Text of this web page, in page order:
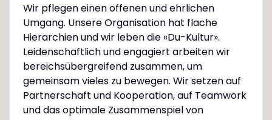
Wir pflegen einen offenen und ehrlichen
Umgang. Unsere Organisation hat flache
Hierarchien und wir leben die «Du-Kultur».
Leidenschaftlich und engagiert arbeiten wir
bereichsübergreifend zusammen, um
gemeinsam vieles zu bewegen. Wir setzen auf
Partnerschaft und Kooperation, auf Teamwork
und das optimale Zusammenspiel von